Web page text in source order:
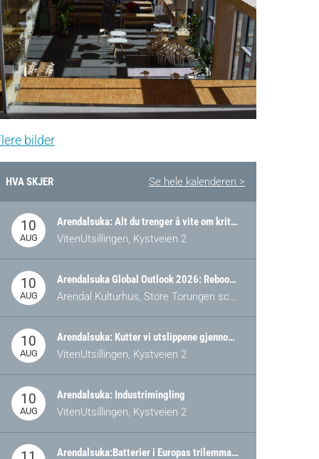
bilder
HVA SKJER Se hele kalenderen >
10
AUG
Arendalsuka: Alt du trenger å vite om kritiske og strategiske verdikjeder i Norge
VitenUtsillingen, Kystveien 2
10
AUG
Arendalsuka Global Outlook 2026: Rebooting Democracy for a New World Order
Arendal Kulturhus, Store Torungen scene
10
AUG
Arendalsuka: Kutter vi utslippene gjennom omstilling – eller tap av industri?
VitenUtsillingen, Kystveien 2
10
AUG
Arendalsuka: Industrimingling
VitenUtsillingen, Kystveien 2
Arendalsuka:Batterier i Europas trilemma: Energisikkerhet, konkurransekraft og bærekraft (Battery Norway-arrangement)